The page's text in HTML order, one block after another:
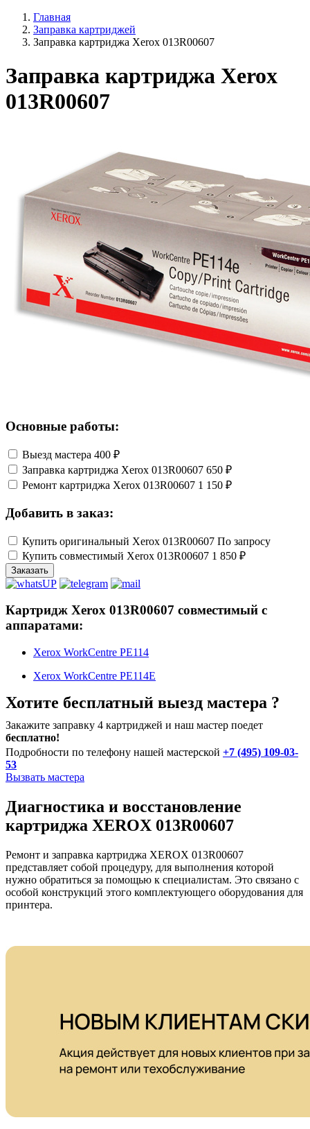
Главная
Заправка картриджей
Заправка картриджа Xerox 013R00607
Заправка картриджа Xerox
013R00607
Основные работы:
Выезд мастера 400 ₽
Заправка картриджа Xerox 013R00607 650 ₽
Ремонт картриджа Xerox 013R00607 1 150 ₽
Добавить в заказ:
Купить оригинальный Xerox 013R00607 По запросу
Купить совместимый Xerox 013R00607 1 850 ₽
Заказать
Картридж Xerox 013R00607 совместимый с
аппаратами:
Xerox WorkCentre PE114
Xerox WorkCentre PE114E
Хотите бесплатный выезд мастера ?
Закажите заправку 4 картриджей и наш мастер поедет
бесплатно!
Подробности по телефону нашей мастерской +7 (495) 109-03-
53
Вызвать мастера
Диагностика и восстановление
картриджа XEROX 013R00607
Ремонт и заправка картриджа XEROX 013R00607
представляет собой процедуру, для выполнения которой
нужно обратиться за помощью к специалистам. Это связано с
особой конструкций этого комплектующего оборудования для
принтера.